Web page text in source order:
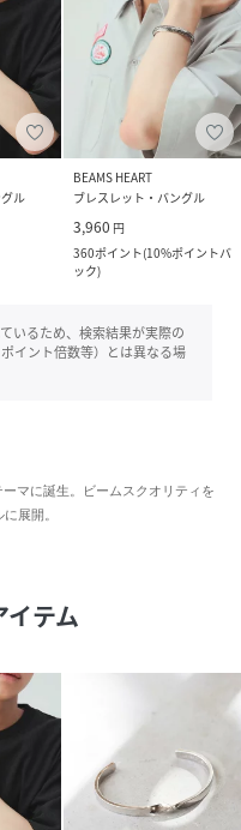
ル
BEAMS HEART
ブレスレット・バングル
3,960 円
360ポイント(10%ポイントバ
ック)
いるため、検索結果が実際の
イント倍数等）とは異なる場
マに誕生。ビームスクオリティを
展開。
イテム